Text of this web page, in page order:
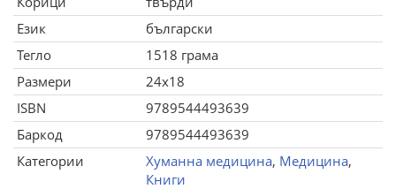
Език
български
Тегло
1518 грама
Размери
24x18
ISBN
9789544493639
Баркод
9789544493639
Категории
Хуманна медицина, Медицина,
Книги